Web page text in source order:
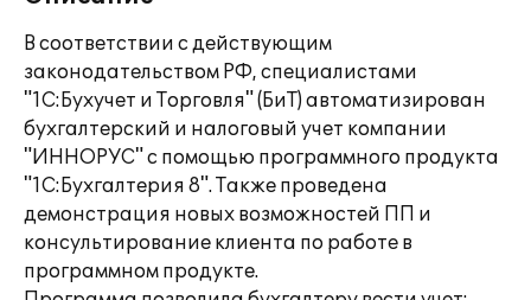
В соответствии с действующим
законодательством РФ, специалистами
"1С:Бухучет и Торговля" (БиТ) автоматизирован
бухгалтерский и налоговый учет компании
"ИННОРУС" с помощью программного продукта
"1С:Бухгалтерия 8". Также проведена
демонстрация новых возможностей ПП и
консультирование клиента по работе в
программном продукте.